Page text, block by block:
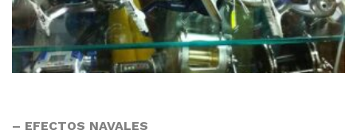
– EFECTOS NAVALES